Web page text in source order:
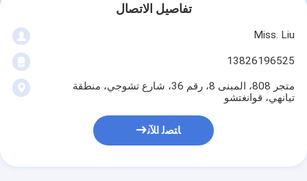
تفاصيل الاتصال
Miss. Liu
13826196525
متجر 808، المبنى 8، رقم 36، شارع تشوجي، منطقة
تيانهي، قوانغتشو
ﺎﺘﺼﻟ ﺍﻶﻧ